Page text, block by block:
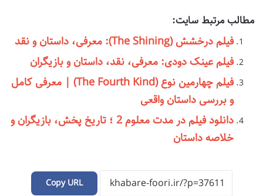
مطالب مرتبط سایت:
فیلم درخشش (The Shining): معرفی، داستان و نقد
فیلم عینک دودی: معرفی، نقد، داستان و بازیگران
فیلم چهارمین نوع (The Fourth Kind) | معرفی کامل
و بررسی داستان واقعی
دانلود فیلم در مدت معلوم 2 ؛ تاریخ پخش، بازیگران و
خلاصه داستان
Copy URL